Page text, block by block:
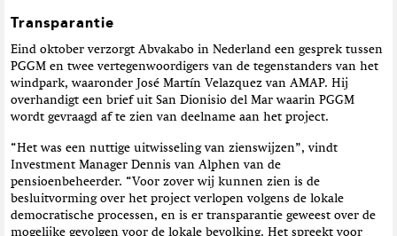
Transparantie
Eind oktober verzorgt Abvakabo in Nederland een gesprek tussen
PGGM en twee vertegenwoordigers van de tegenstanders van het
windpark, waaronder José Martín Velazquez van AMAP. Hij
overhandigt een brief uit San Dionisio del Mar waarin PGGM
wordt gevraagd af te zien van deelname aan het project.
“Het was een nuttige uitwisseling van zienswijzen”, vindt
Investment Manager Dennis van Alphen van de
pensioenbeheerder. “Voor zover wij kunnen zien is de
besluitvorming over het project verlopen volgens de lokale
democratische processen, en is er transparantie geweest over de
mogelijke gevolgen voor de lokale bevolking. Het spreekt voor